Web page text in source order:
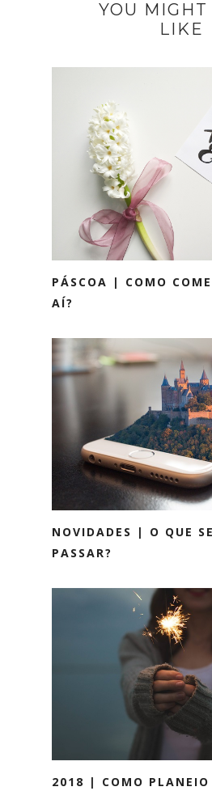
YOU MIGHT
LIKE
PÁSCOA | COMO
AÍ?
NOVIDADES | O QUE
PASSAR?
2018 | COMO PLANEIO